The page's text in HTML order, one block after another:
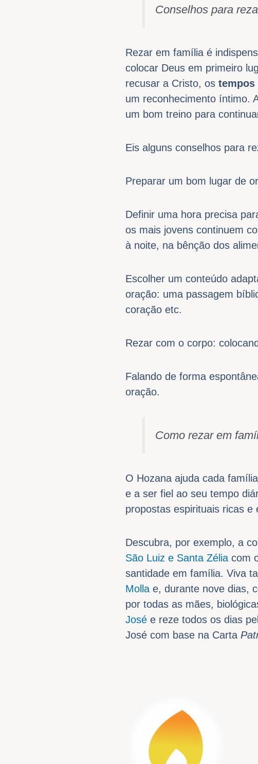
Conselhos para
Rezar em família é
colocar Deus em primeiro
recusar a Cristo, os tempos
um reconhecimento íntimo.
um bom treino para
Eis alguns conselhos para
Preparar um bom lugar de
Definir uma hora precisa
os mais jovens continuem
à noite, na bênção dos
Escolher um conteúdo
oração: uma passagem
coração etc.
Rezar com o corpo:
Falando de forma
oração.
Como rezar em
O Hozana ajuda cada
e a ser fiel ao seu tempo
propostas espirituais ricas e
Descubra, por exemplo, a
São Luiz e Santa Zélia com
santidade em família. Viva
Molla e, durante nove dias,
por todas as mães,
José e reze todos os dias
José com base na Carta